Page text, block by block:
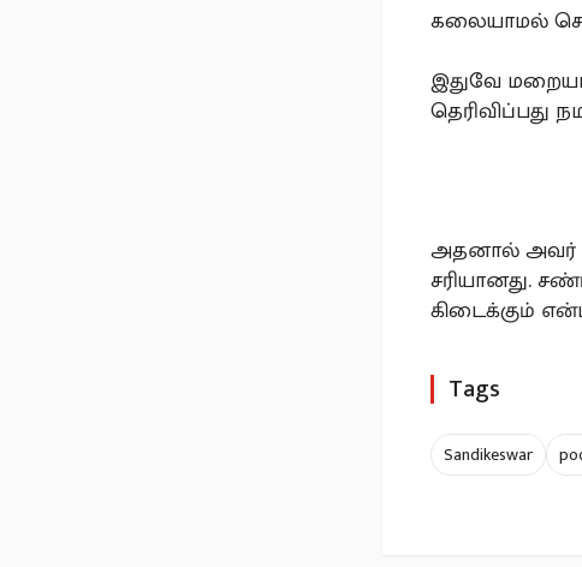
கலையாமல்
இதுவே
தெரிவிப்பது
அதனால் அவர்
சரியானது.
கிடைக்கும்
Tags
Sandikeswar